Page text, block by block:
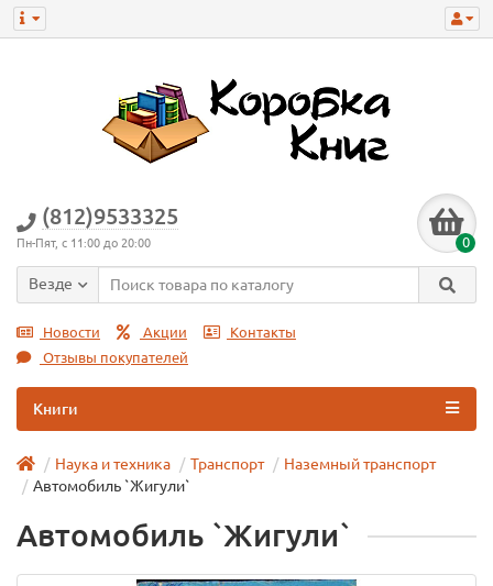
(812)9533325
Пн-Пят, с 11:00 до 20:00 0
Везде
Новости Акции
Контакты
Отзывы покупателей
Книги
Наука и техника Транспорт
Наземный транспорт
Автомобиль `Жигули`
Автомобиль `Жигули`